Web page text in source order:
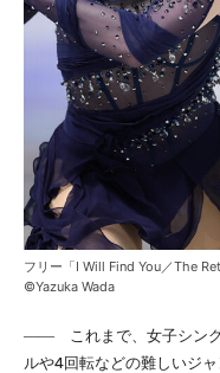
フリー「I Will Find You／The
©Yazuka Wada
―― これまで、女子シング
ルや4回転などの難しいジ